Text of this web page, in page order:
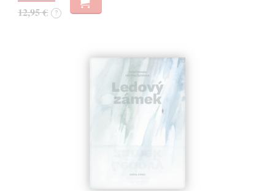
12,95 € ?